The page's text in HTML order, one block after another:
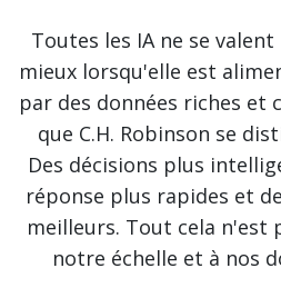
Toutes les IA ne se
mieux lorsqu'elle est
par des données riches et
que C.H. Robinson se
Des décisions plus
réponse plus rapides et
meilleurs. Tout cela n'est
notre échelle et à nos